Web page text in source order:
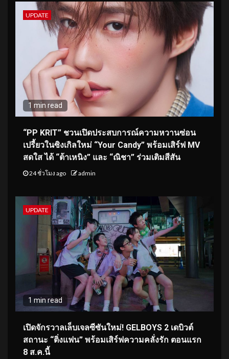
UPDATE
1 min read
“PP KRIT” ชวนเปิดประสบการณ์ความหวานซ่อน
เปรี้ยวในซิงเกิลใหม่ “Your Candy” พร้อมเสิร์ฟ MV
สดใส ได้ “ต้าเหนิง” และ “ณิชา” ร่วมเติมสีสัน
24 ชั่วโมง ago admin
UPDATE
1 min read
เปิดจักรวาลเล็บเจลซีซันใหม่! GELBOYS 2 เดบิวต์
สถานะ “ติ่งแฟน” พร้อมเสิร์ฟความคลั่งรัก ตอนแรก
8 ส.ค.นี้